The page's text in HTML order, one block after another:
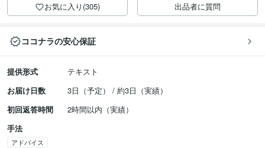
お気に入り(305) 出品者に質問
ココナラの安心保証
提供形式
テキスト
お届け日数
3日（予定） / 約3日（実績）
初回返答時間
2時間以内（実績）
手法
アドバイス